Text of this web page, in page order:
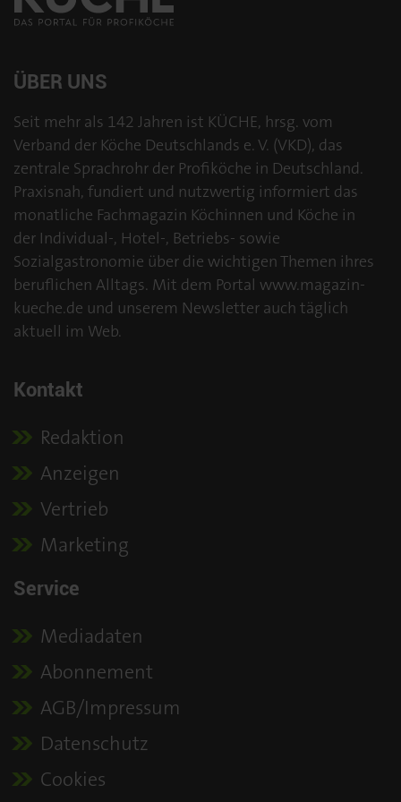
ÜBER UNS
Seit mehr als 142 Jahren ist KÜCHE, hrsg. vom
Verband der Köche Deutschlands e. V. (VKD), das
zentrale Sprachrohr der Profiköche in Deutschland.
Praxisnah, fundiert und nutzwertig informiert das
monatliche Fachmagazin Köchinnen und Köche in
der Individual-, Hotel-, Betriebs- sowie
Sozialgastronomie über die wichtigen Themen ihres
beruflichen Alltags. Mit dem Portal www.magazin-
kueche.de und unserem Newsletter auch täglich
aktuell im Web.
Kontakt
Redaktion
Anzeigen
Vertrieb
Marketing
Service
Mediadaten
Abonnement
AGB/Impressum
Datenschutz
Cookies